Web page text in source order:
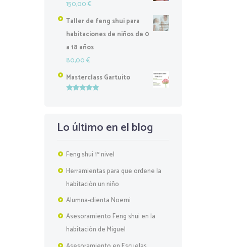
150,00€
Taller de feng shui para
habitaciones de niños de 0
a 18 años
80,00€
Masterclass Gartuito
Lo último en el blog
Feng shui 1º nivel
Herramientas para que ordene la
habitación un niño
Alumna-clienta Noemi
Asesoramiento Feng shui en la
habitación de Miguel